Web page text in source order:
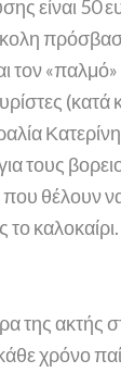
είναι 50
τον «παλμό»
(κατά
τους
που θέλουν
το καλοκαίρι.
της ακτής
χρόνο